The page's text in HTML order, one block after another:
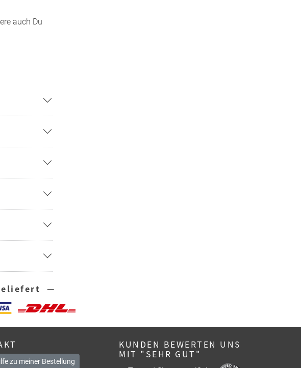
auch Du
—
zu meiner Bestellung
KUNDEN BEWERTEN UNS
MIT "SEHR GUT"